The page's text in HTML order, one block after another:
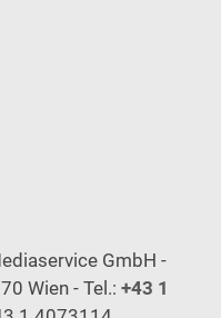
GmbH -
Wien - Tel.: +43 1